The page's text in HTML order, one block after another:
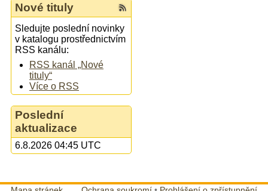
Nové tituly
Sledujte poslední novinky
v katalogu prostřednictvím
RSS kanálu:
RSS kanál „Nové
tituly“
Více o RSS
Poslední
aktualizace
6.8.2026 04:45 UTC